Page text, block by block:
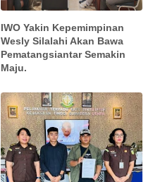
IWO Yakin Kepemimpinan
Wesly Silalahi Akan Bawa
Pematangsiantar Semakin
Maju.